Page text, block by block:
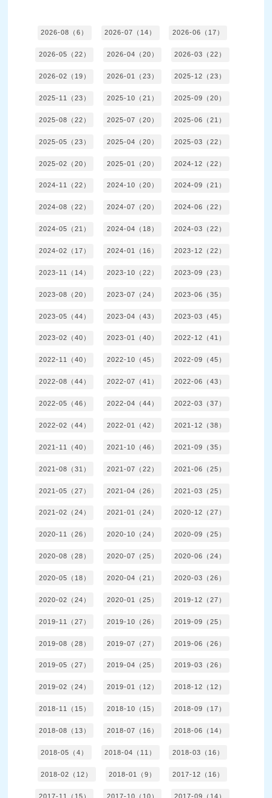
2026-08（6） 2026-07（14） 2026-06（17）
2026-05（22） 2026-04（20） 2026-03（22）
2026-02（19） 2026-01（23） 2025-12（23）
2025-11（23） 2025-10（21） 2025-09（20）
2025-08（22） 2025-07（20） 2025-06（21）
2025-05（23） 2025-04（20） 2025-03（22）
2025-02（20） 2025-01（20） 2024-12（22）
2024-11（22） 2024-10（20） 2024-09（21）
2024-08（22） 2024-07（20） 2024-06（22）
2024-05（21） 2024-04（18） 2024-03（22）
2024-02（17） 2024-01（16） 2023-12（22）
2023-11（14） 2023-10（22） 2023-09（23）
2023-08（20） 2023-07（24） 2023-06（35）
2023-05（44） 2023-04（43） 2023-03（45）
2023-02（40） 2023-01（40） 2022-12（41）
2022-11（40） 2022-10（45） 2022-09（45）
2022-08（44） 2022-07（41） 2022-06（43）
2022-05（46） 2022-04（44） 2022-03（37）
2022-02（44） 2022-01（42） 2021-12（38）
2021-11（40） 2021-10（46） 2021-09（35）
2021-08（31） 2021-07（22） 2021-06（25）
2021-05（27） 2021-04（26） 2021-03（25）
2021-02（24） 2021-01（24） 2020-12（27）
2020-11（26） 2020-10（24） 2020-09（25）
2020-08（28） 2020-07（25） 2020-06（24）
2020-05（18） 2020-04（21） 2020-03（26）
2020-02（24） 2020-01（25） 2019-12（27）
2019-11（27） 2019-10（26） 2019-09（25）
2019-08（28） 2019-07（27） 2019-06（26）
2019-05（27） 2019-04（25） 2019-03（26）
2019-02（24） 2019-01（12） 2018-12（12）
2018-11（15） 2018-10（15） 2018-09（17）
2018-08（13） 2018-07（16） 2018-06（14）
2018-05（4） 2018-04（11） 2018-03（16）
2018-02（12） 2018-01（9） 2017-12（16）
2017-11（15） 2017-10（10） 2017-09（14）